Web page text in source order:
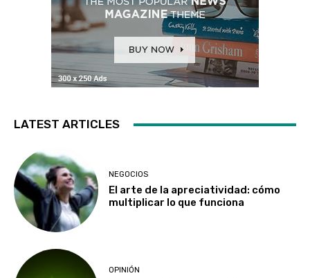
LATEST ARTICLES
NEGOCIOS
El arte de la apreciatividad: cómo
multiplicar lo que funciona
OPINIÓN